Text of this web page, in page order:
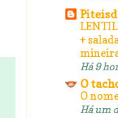
+
Há 9
O
O
Há um